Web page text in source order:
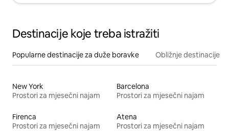
Destinacije koje treba istražiti
Popularne destinacije za duže boravke Obližnje destinacije
New York
Prostori za mjesečni najam
Barcelona
Prostori za mjesečni najam
Firenca
Prostori za mjesečni najam
Atena
Prostori za mjesečni najam